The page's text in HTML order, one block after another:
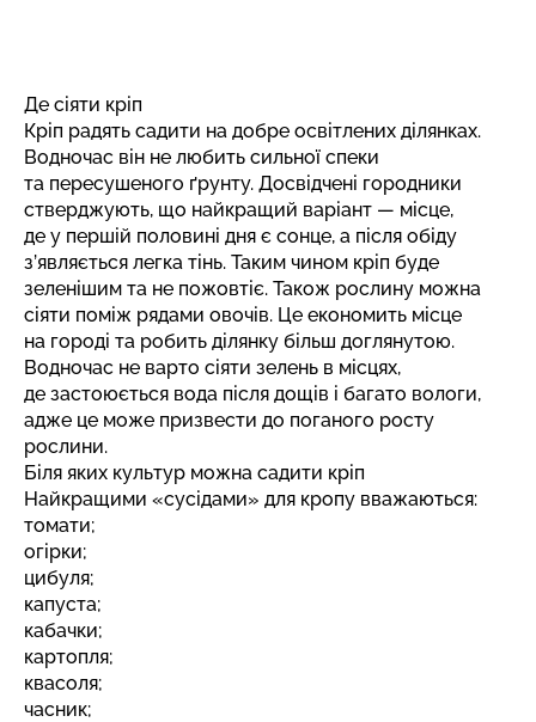
Де сіяти кріп
Кріп радять садити на добре освітлених ділянках.
Водночас він не любить сильної спеки
та пересушеного ґрунту. Досвідчені городники
стверджують, що найкращий варіант — місце,
де у першій половині дня є сонце, а після обіду
з’являється легка тінь. Таким чином кріп буде
зеленішим та не пожовтіє. Також рослину можна
сіяти поміж рядами овочів. Це економить місце
на городі та робить ділянку більш доглянутою.
Водночас не варто сіяти зелень в місцях,
де застоюється вода після дощів і багато вологи,
адже це може призвести до поганого росту
рослини.
Біля яких культур можна садити кріп
Найкращими «сусідами» для кропу вважаються:
томати;
огірки;
цибуля;
капуста;
кабачки;
картопля;
квасоля;
часник;